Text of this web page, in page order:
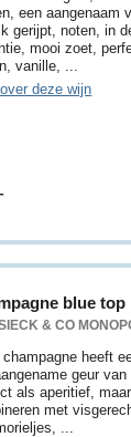
een aangenaam
gerijpt, noten, in
mooi zoet,
vanille, ...
deze wijn
blue top
& CO
champagne heeft
geur van
als aperitief,
met
...